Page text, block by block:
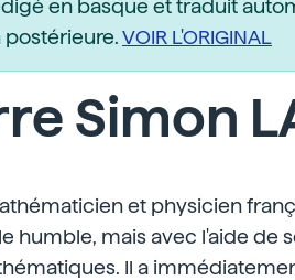
en basque et traduit
postérieure.VOIR L'ORIGINAL
Simon
et physicien
humble, mais avec l'aide de
Il a